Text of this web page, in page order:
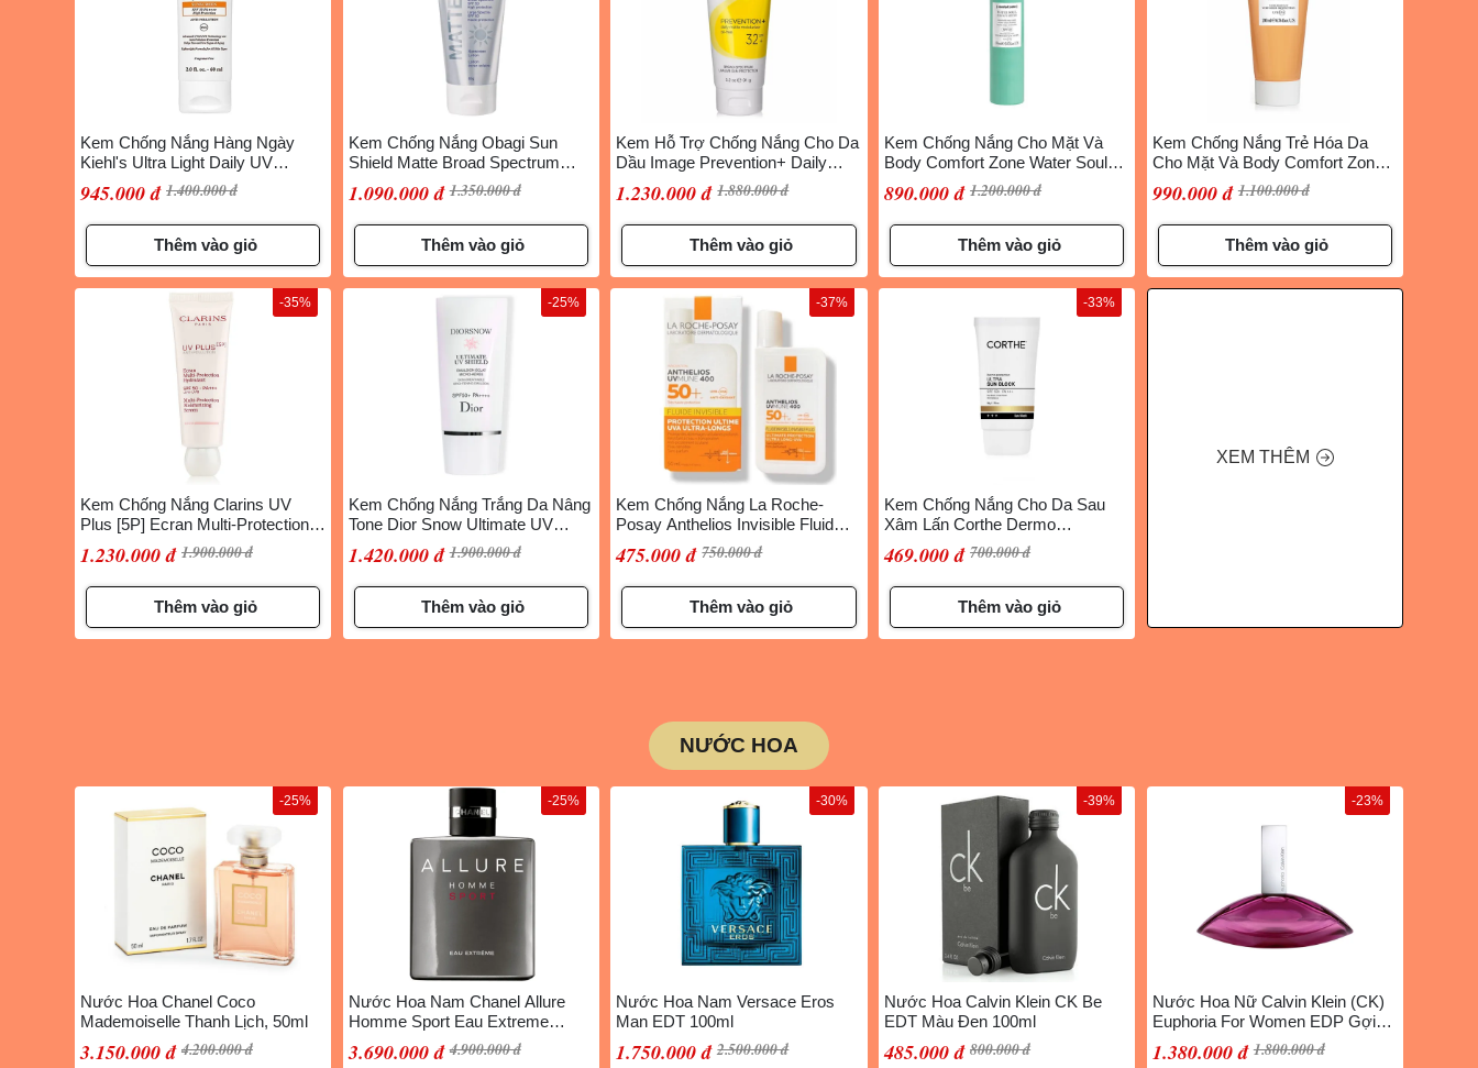
Kem Chống Nắng Hàng Ngày
Kiehl's Ultra Light Daily UV
Defense SPF 50 PA++++ Anti-
pollution 60ml
945.000 đ 1.400.000 đ
Thêm vào giỏ
Kem Chống Nắng Obagi Sun
Shield Matte Broad Spectrum
SPF 50 Premium 85g
1.090.000 đ 1.350.000 đ
Thêm vào giỏ
Kem Hỗ Trợ Chống Nắng Cho Da
Dầu Image Prevention+ Daily
Matte Moisturizer SPF32, 91g
1.230.000 đ 1.880.000 đ
Thêm vào giỏ
Kem Chống Nắng Cho Mặt Và
Body Comfort Zone Water Soul
Eco Sun Cream SPF30 150ml
890.000 đ 1.200.000 đ
Thêm vào giỏ
Kem Chống Nắng Trẻ Hóa Da
Cho Mặt Và Body Comfort Zone
Sun Soul Face & Body Cream
SPF 50+ 200ml
990.000 đ 1.100.000 đ
Thêm vào giỏ
Kem Chống Nắng Clarins UV
Plus [5P] Ecran Multi-Protection
Hydratant SPF 50 PA+++ 50ml
1.230.000 đ 1.900.000 đ
-35%
Thêm vào giỏ
Kem Chống Nắng Trắng Da Nâng
Tone Dior Snow Ultimate UV
Shield SPF 50+, 30ml
1.420.000 đ 1.900.000 đ
-25%
Thêm vào giỏ
Kem Chống Nắng La Roche-
Posay Anthelios Invisible Fluid
SPF50+ 50ml
475.000 đ 750.000 đ
-37%
Thêm vào giỏ
Kem Chống Nắng Cho Da Sau
Xâm Lấn Corthe Dermo
Protection Ultra Sun Block
SPF50+/PA+++, 50g
469.000 đ 700.000 đ
-33%
Thêm vào giỏ
XEM THÊM
NƯỚC HOA
Nước Hoa Chanel Coco
Mademoiselle Thanh Lịch, 50ml
3.150.000 đ 4.200.000 đ
-25%
Nước Hoa Nam Chanel Allure
Homme Sport Eau Extreme
Thơm Lâu, 100ml
3.690.000 đ 4.900.000 đ
-25%
Nước Hoa Nam Versace Eros
Man EDT 100ml
1.750.000 đ 2.500.000 đ
-30%
Nước Hoa Calvin Klein CK Be
EDT Màu Đen 100ml
485.000 đ 800.000 đ
-39%
Nước Hoa Nữ Calvin Klein (CK)
Euphoria For Women EDP Gợi
Cảm, 100ml
1.380.000 đ 1.800.000 đ
-23%